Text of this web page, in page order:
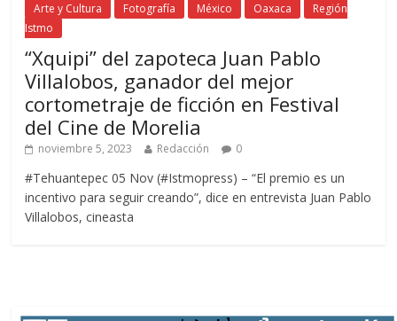
Arte y Cultura Fotografía México Oaxaca
Región
Istmo
“Xquipi” del zapoteca Juan Pablo
Villalobos, ganador del mejor
cortometraje de ficción en Festival
del Cine de Morelia
noviembre 5, 2023 Redacción 0
#Tehuantepec 05 Nov (#Istmopress) – “El premio es un
incentivo para seguir creando”, dice en entrevista Juan Pablo
Villalobos, cineasta